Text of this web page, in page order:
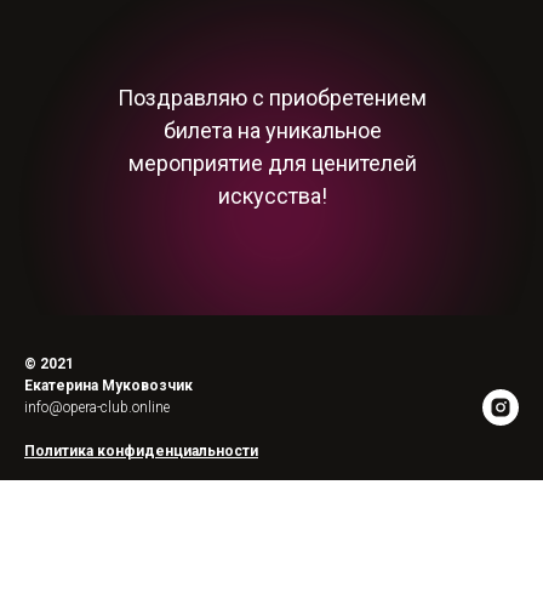
Поздравляю с приобретением
билета на уникальное
мероприятие для ценителей
искусства!
© 2021
Екатерина Муковозчик
info@opera-club.online
Политика конфиденциальности